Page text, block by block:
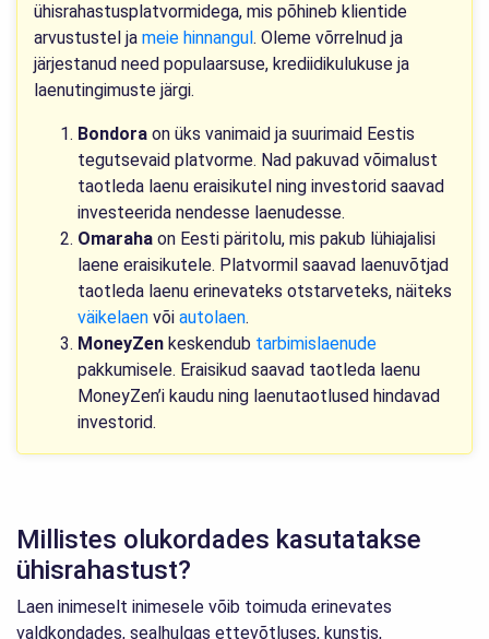
ühisrahastusplatvormidega, mis põhineb klientide
arvustustel ja meie hinnangul. Oleme võrrelnud ja
järjestanud need populaarsuse, krediidikulukuse ja
laenutingimuste järgi.
Bondora on üks vanimaid ja suurimaid Eestis
tegutsevaid platvorme. Nad pakuvad võimalust
taotleda laenu eraisikutel ning investorid saavad
investeerida nendesse laenudesse.
Omaraha on Eesti päritolu, mis pakub lühiajalisi
laene eraisikutele. Platvormil saavad laenuvõtjad
taotleda laenu erinevateks otstarveteks, näiteks
väikelaen või autolaen.
MoneyZen keskendub tarbimislaenude
pakkumisele. Eraisikud saavad taotleda laenu
MoneyZen’i kaudu ning laenutaotlused hindavad
investorid.
Millistes olukordades kasutatakse
ühisrahastust?
Laen inimeselt inimesele võib toimuda erinevates
valdkondades, sealhulgas ettevõtluses, kunstis,